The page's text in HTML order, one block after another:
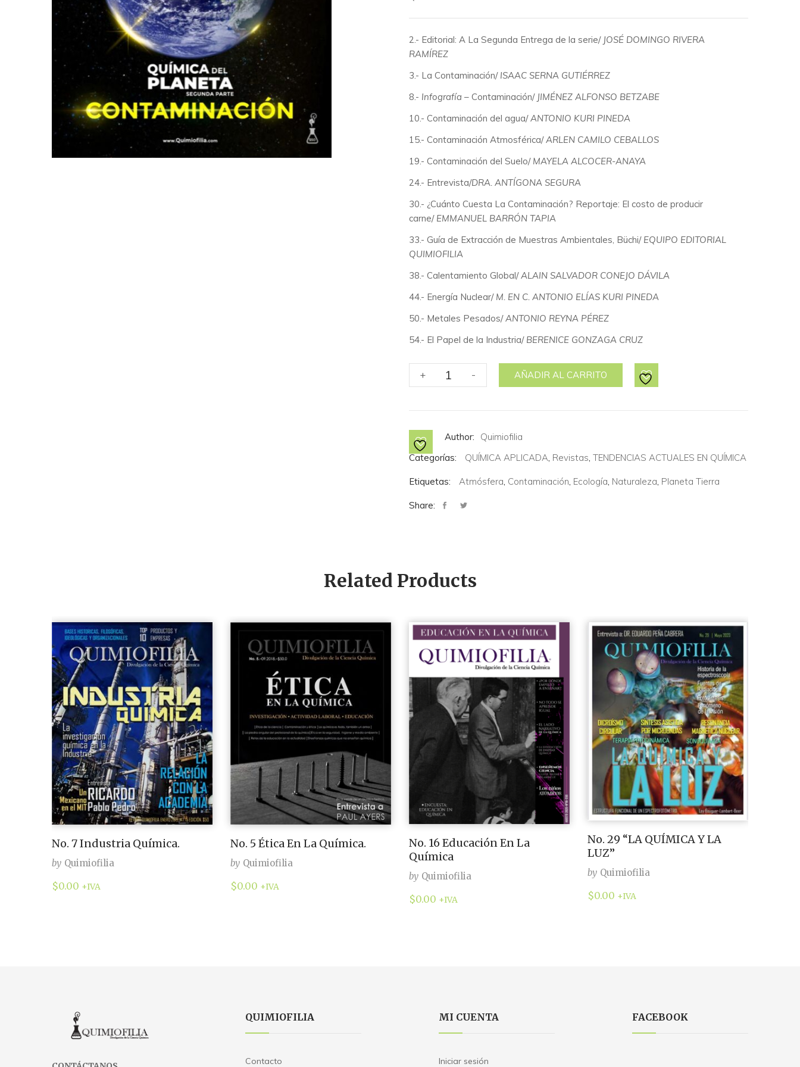
2.- Editorial: A La Segunda Entrega de la serie/ JOSÉ DOMINGO RIVERA
RAMÍREZ
3.- La Contaminación/ ISAAC SERNA GUTIÉRREZ
8.- Infografía – Contaminación/ JIMÉNEZ ALFONSO BETZABE
10.- Contaminación del agua/ANTONIO KURI PINEDA
15.- Contaminación Atmosférica/ARLEN CAMILO CEBALLOS
19.- Contaminación del Suelo/ MAYELA ALCOCER-ANAYA
24.- Entrevista/DRA. ANTÍGONA SEGURA
30.- ¿Cuánto Cuesta La Contaminación? Reportaje: El costo de producir
carne/ EMMANUEL BARRÓN TAPIA
33.- Guía de Extracción de Muestras Ambientales, Büchi/ EQUIPO EDITORIAL
QUIMIOFILIA
38.- Calentamiento Global/ALAIN SALVADOR CONEJO DÁVILA
44.- Energía Nuclear/ M. EN C. ANTONIO ELÍAS KURI PINEDA
50.- Metales Pesados/ANTONIO REYNA PÉREZ
54.- El Papel de la Industria/ BERENICE GONZAGA CRUZ
+
No.
19
Planeta:
Contaminación
- AÑADIR AL CARRITO
Author:
Quimiofilia
Categorías:
QUÍMICA APLICADA Revistas TENDENCIAS ACTUALES EN QUÍMICA
Etiquetas: Atmósfera Contaminación Ecología Naturaleza Planeta Tierra
Share:
Related Products
No. 7 Industria Química.
by Quimiofilia
$0.00 +IVA
No. 5 Ética En La Química.
by Quimiofilia
$0.00 +IVA
No. 16 Educación En La
Química
by Quimiofilia
$0.00 +IVA
No. 29 “LA QUÍMICA Y LA
LUZ”
by Quimiofilia
$0.00 +IVA
QUIMIOFILIA
Contacto
MI CUENTA
Iniciar sesión
FACEBOOK